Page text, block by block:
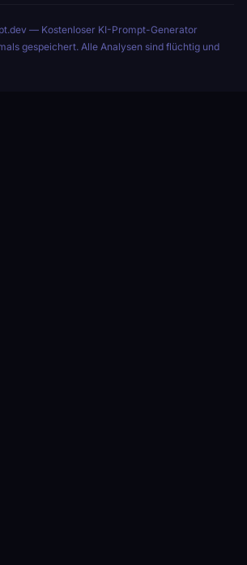
— Kostenloser KI-Prompt-Generator
gespeichert. Alle Analysen sind flüchtig und